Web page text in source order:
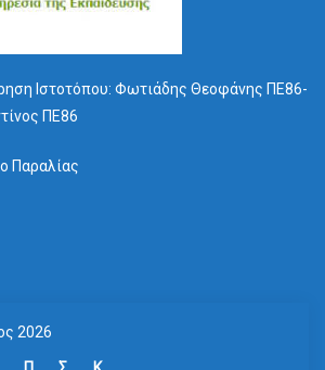
Ιστοτόπου: Φωτιάδης Θεοφάνης ΠΕ86-
ΠΕ86
Παραλίας
2026